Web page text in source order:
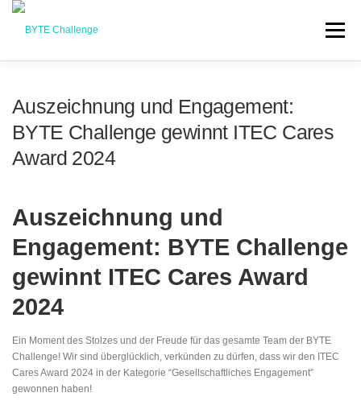
Перейти
Меню
ВИХІДНІ ДАНІ
Auszeichnung und Engagement:
BYTE Challenge gewinnt ITEC Cares
Award 2024
Auszeichnung und
Engagement: BYTE Challenge
gewinnt ITEC Cares Award
2024
Ein Moment des Stolzes und der Freude für das gesamte Team der BYTE
Challenge! Wir sind überglücklich, verkünden zu dürfen, dass wir den ITEC
Cares Award 2024 in der Kategorie “Gesellschaftliches Engagement”
gewonnen haben!